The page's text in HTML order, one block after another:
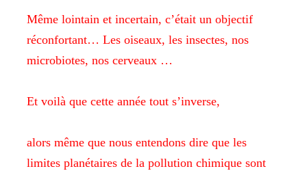
Même lointain et incertain, c’était un objectif
réconfortant… Les oiseaux, les insectes, nos
microbiotes, nos cerveaux …
Et voilà que cette année tout s’inverse,
alors même que nous entendons dire que les
limites planétaires de la pollution chimique sont